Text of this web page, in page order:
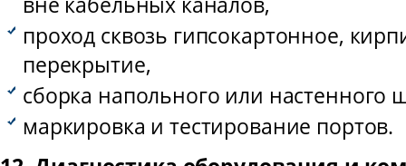
проход сквозь гипсокартонное,
перекрытие,
сборка напольного или настенного
маркировка и тестирование портов.